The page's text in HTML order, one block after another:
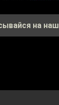
на наш